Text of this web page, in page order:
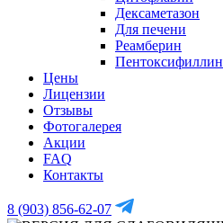
Дексаметазон
Для печени
Реамберин
Пентоксифиллин
Цены
Лицензии
Отзывы
Фотогалерея
Акции
FAQ
Контакты
8 (903) 856-62-07